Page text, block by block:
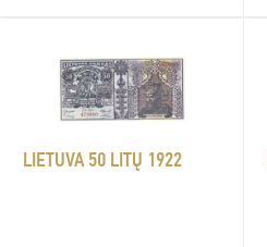
LIETUVA 50 LITŲ 1922